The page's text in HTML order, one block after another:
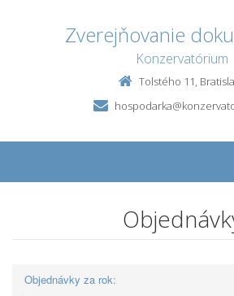
Zverejňovanie
Konzervatórium
Tolstého 11,
Objednávky za rok: